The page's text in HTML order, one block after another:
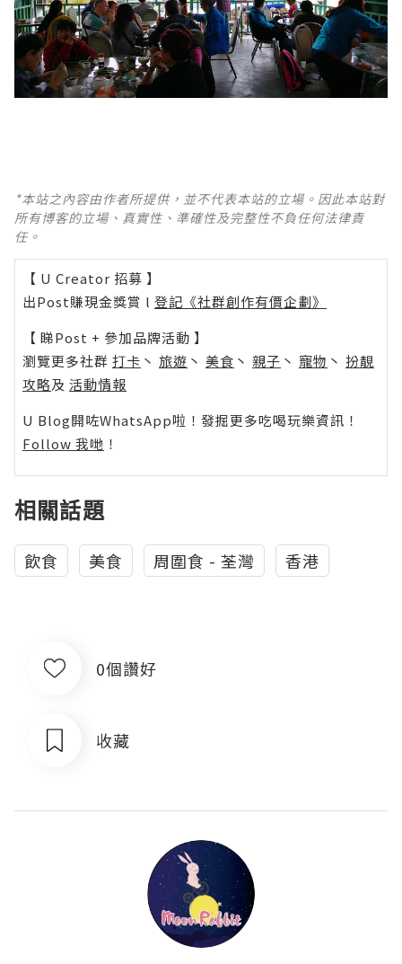
*本站之內容由作者所提供，並不代表本站的立場。因此本站對
所有博客的立場、真實性、準確性及完整性不負任何法律責
任。
【 U Creator 招募 】
出Post賺現金獎賞 l 登記《社群創作有價企劃》
【 睇Post + 參加品牌活動 】
瀏覽更多社群 打卡 丶 旅遊 丶 美食 丶 親子 丶 寵物 丶 扮靚
攻略及 活動情報
U Blog開咗WhatsApp啦！發掘更多吃喝玩樂資訊！
Follow 我哋 ！
相關話題
飲食 美食 周圍食 - 荃灣 香港
0個讚好
收藏